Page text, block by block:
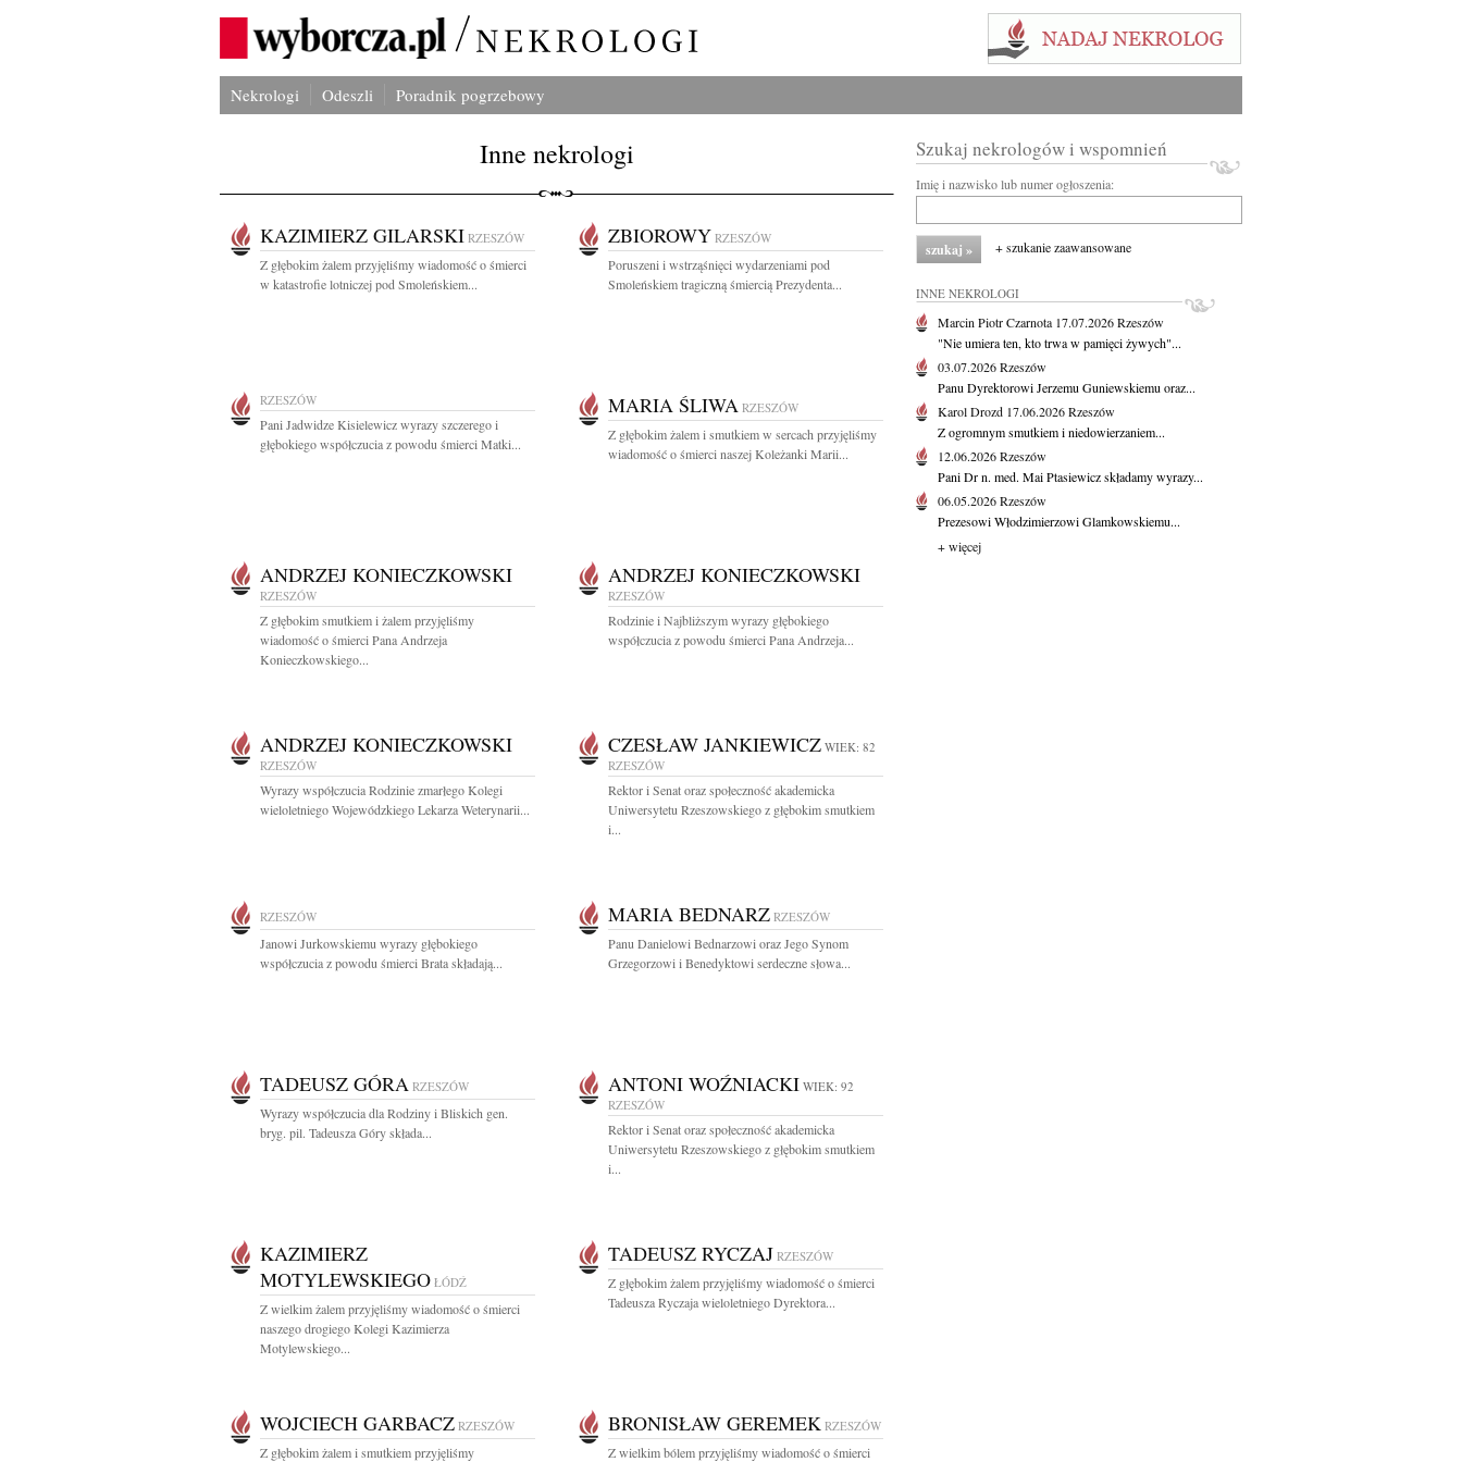
Nekrologi Odeszli Poradnik pogrzebowy
Inne nekrologi
KAZIMIERZ GILARSKI RZESZÓW
Z głębokim żalem przyjęliśmy wiadomość o śmierci
w katastrofie lotniczej pod Smoleńskiem...
ZBIOROWY RZESZÓW
Poruszeni i wstrząśnięci wydarzeniami pod
Smoleńskiem tragiczną śmiercią Prezydenta...
RZESZÓW
Pani Jadwidze Kisielewicz wyrazy szczerego i
głębokiego współczucia z powodu śmierci Matki...
MARIA ŚLIWA RZESZÓW
Z głębokim żalem i smutkiem w sercach przyjęliśmy
wiadomość o śmierci naszej Koleżanki Marii...
ANDRZEJ KONIECZKOWSKI
RZESZÓW
Z głębokim smutkiem i żalem przyjęliśmy
wiadomość o śmierci Pana Andrzeja
Konieczkowskiego...
ANDRZEJ KONIECZKOWSKI
RZESZÓW
Rodzinie i Najbliższym wyrazy głębokiego
współczucia z powodu śmierci Pana Andrzeja...
ANDRZEJ KONIECZKOWSKI
RZESZÓW
Wyrazy współczucia Rodzinie zmarłego Kolegi
wieloletniego Wojewódzkiego Lekarza Weterynarii...
CZESŁAW JANKIEWICZ WIEK: 82
RZESZÓW
Rektor i Senat oraz społeczność akademicka
Uniwersytetu Rzeszowskiego z głębokim smutkiem
i...
RZESZÓW
Janowi Jurkowskiemu wyrazy głębokiego
współczucia z powodu śmierci Brata składają...
MARIA BEDNARZ RZESZÓW
Panu Danielowi Bednarzowi oraz Jego Synom
Grzegorzowi i Benedyktowi serdeczne słowa...
TADEUSZ GÓRA RZESZÓW
Wyrazy współczucia dla Rodziny i Bliskich gen.
bryg. pil. Tadeusza Góry składa...
ANTONI WOŹNIACKI WIEK: 92
RZESZÓW
Rektor i Senat oraz społeczność akademicka
Uniwersytetu Rzeszowskiego z głębokim smutkiem
i...
KAZIMIERZ
MOTYLEWSKIEGO ŁÓDŹ
Z wielkim żalem przyjęliśmy wiadomość o śmierci
naszego drogiego Kolegi Kazimierza
Motylewskiego...
TADEUSZ RYCZAJ RZESZÓW
Z głębokim żalem przyjęliśmy wiadomość o śmierci
Tadeusza Ryczaja wieloletniego Dyrektora...
WOJCIECH GARBACZ RZESZÓW
Z głębokim żalem i smutkiem przyjęliśmy
BRONISŁAW GEREMEK RZESZÓW
Z wielkim bólem przyjęliśmy wiadomość o śmierci
Szukaj nekrologów i wspomnień
Imię i nazwisko lub numer ogłoszenia:
+ szukanie zaawansowane
INNE NEKROLOGI
Marcin Piotr Czarnota 17.07.2026Rzeszów
"Nie umiera ten, kto trwa w pamięci żywych"...
03.07.2026Rzeszów
Panu Dyrektorowi Jerzemu Guniewskiemu oraz...
Karol Drozd 17.06.2026Rzeszów
Z ogromnym smutkiem i niedowierzaniem...
12.06.2026Rzeszów
Pani Dr n. med. Mai Ptasiewicz składamy wyrazy...
06.05.2026Rzeszów
Prezesowi Włodzimierzowi Glamkowskiemu...
+ więcej